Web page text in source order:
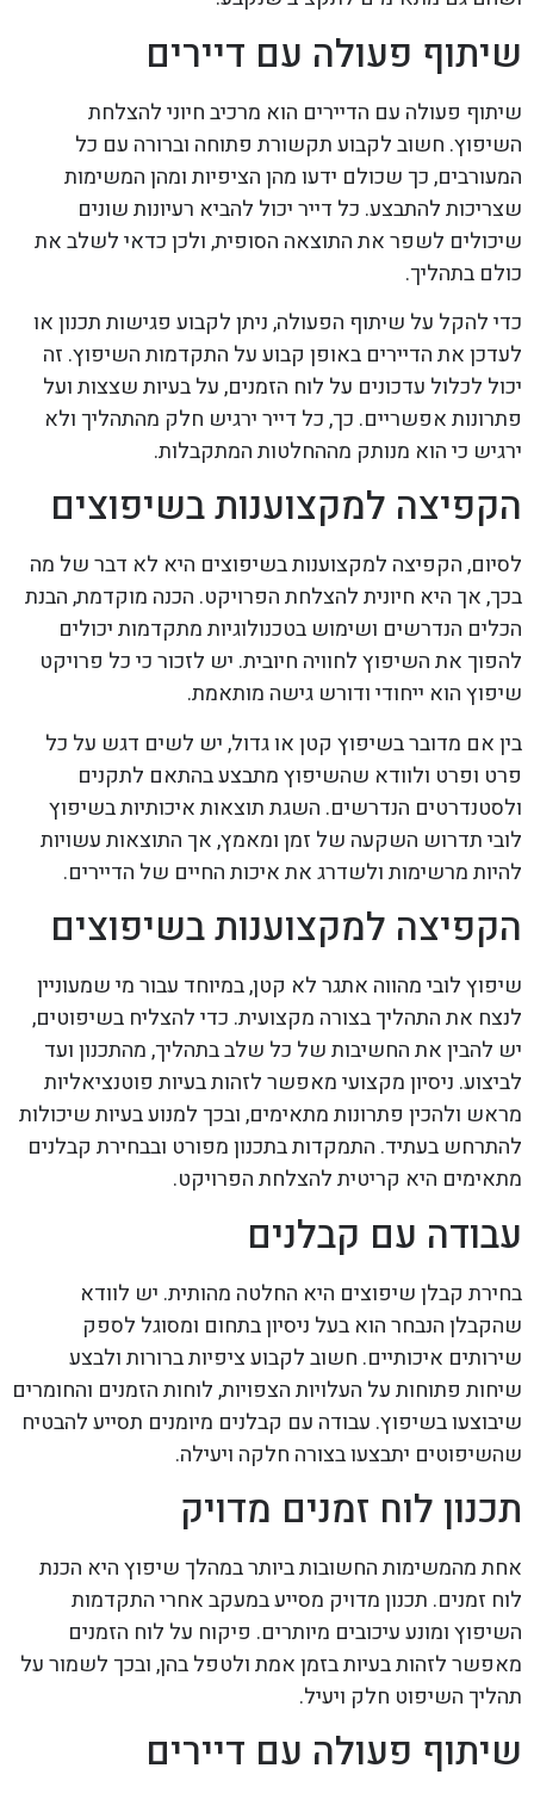
שיתוף פעולה עם דיירים
שיתוף פעולה עם הדיירים הוא מרכיב חיוני להצלחת
השיפוץ. חשוב לקבוע תקשורת פתוחה וברורה עם כל
המעורבים, כך שכולם ידעו מהן הציפיות ומהן המשימות
שצריכות להתבצע. כל דייר יכול להביא רעיונות שונים
שיכולים לשפר את התוצאה הסופית, ולכן כדאי לשלב את
כולם בתהליך.
כדי להקל על שיתוף הפעולה, ניתן לקבוע פגישות תכנון או
לעדכן את הדיירים באופן קבוע על התקדמות השיפוץ. זה
יכול לכלול עדכונים על לוח הזמנים, על בעיות שצצות ועל
פתרונות אפשריים. כך, כל דייר ירגיש חלק מהתהליך ולא
ירגיש כי הוא מנותק מההחלטות המתקבלות.
הקפיצה למקצוענות בשיפוצים
לסיום, הקפיצה למקצוענות בשיפוצים היא לא דבר של מה
בכך, אך היא חיונית להצלחת הפרויקט. הכנה מוקדמת, הבנת
הכלים הנדרשים ושימוש בטכנולוגיות מתקדמות יכולים
להפוך את השיפוץ לחוויה חיובית. יש לזכור כי כל פרויקט
שיפוץ הוא ייחודי ודורש גישה מותאמת.
בין אם מדובר בשיפוץ קטן או גדול, יש לשים דגש על כל
פרט ופרט ולוודא שהשיפוץ מתבצע בהתאם לתקנים
ולסטנדרטים הנדרשים. השגת תוצאות איכותיות בשיפוץ
לובי תדרוש השקעה של זמן ומאמץ, אך התוצאות עשויות
להיות מרשימות ולשדרג את איכות החיים של הדיירים.
הקפיצה למקצוענות בשיפוצים
שיפוץ לובי מהווה אתגר לא קטן, במיוחד עבור מי שמעוניין
לנצח את התהליך בצורה מקצועית. כדי להצליח בשיפוטים,
יש להבין את החשיבות של כל שלב בתהליך, מהתכנון ועד
לביצוע. ניסיון מקצועי מאפשר לזהות בעיות פוטנציאליות
מראש ולהכין פתרונות מתאימים, ובכך למנוע בעיות שיכולות
להתרחש בעתיד. התמקדות בתכנון מפורט ובבחירת קבלנים
מתאימים היא קריטית להצלחת הפרויקט.
עבודה עם קבלנים
בחירת קבלן שיפוצים היא החלטה מהותית. יש לוודא
שהקבלן הנבחר הוא בעל ניסיון בתחום ומסוגל לספק
שירותים איכותיים. חשוב לקבוע ציפיות ברורות ולבצע
שיחות פתוחות על העלויות הצפויות, לוחות הזמנים והחומרים
שיבוצעו בשיפוץ. עבודה עם קבלנים מיומנים תסייע להבטיח
שהשיפוטים יתבצעו בצורה חלקה ויעילה.
תכנון לוח זמנים מדויק
אחת מהמשימות החשובות ביותר במהלך שיפוץ היא הכנת
לוח זמנים. תכנון מדויק מסייע במעקב אחרי התקדמות
השיפוץ ומונע עיכובים מיותרים. פיקוח על לוח הזמנים
מאפשר לזהות בעיות בזמן אמת ולטפל בהן, ובכך לשמור על
תהליך השיפוט חלק ויעיל.
שיתוף פעולה עם דיירים